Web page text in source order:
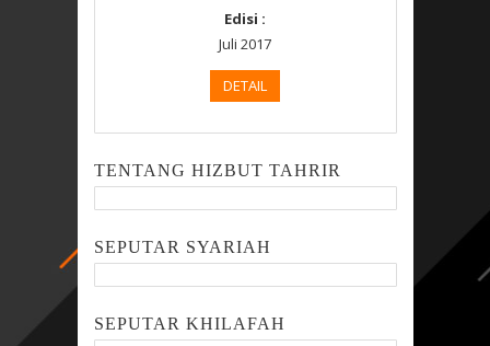
Edisi :
Juli 2017
DETAIL
TENTANG HIZBUT TAHRIR
SEPUTAR SYARIAH
SEPUTAR KHILAFAH